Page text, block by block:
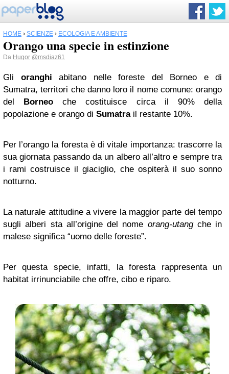
HOME › SCIENZE › ECOLOGIA E AMBIENTE
Orango una specie in estinzione
Da Hugor @msdiaz61
Gli oranghi abitano nelle foreste del Borneo e di
Sumatra, territori che danno loro il nome comune: orango
del Borneo che costituisce circa il 90% della
popolazione e orango di Sumatrail restante 10%.
Per l’orango la foresta è di vitale importanza: trascorre la
sua giornata passando da un albero all’altro e sempre tra
i rami costruisce il giaciglio, che ospiterà il suo sonno
notturno.
La naturale attitudine a vivere la maggior parte del tempo
sugli alberi sta all’origine del nome orang-utangche in
malese significa “uomo delle foreste”.
Per questa specie, infatti, la foresta rappresenta un
habitat irrinunciabile che offre, cibo e riparo.